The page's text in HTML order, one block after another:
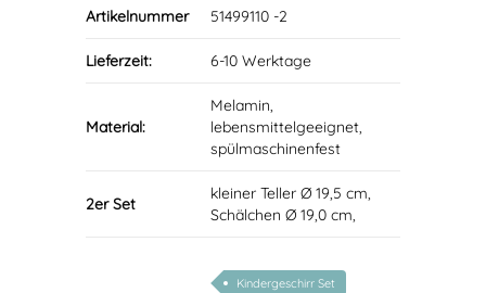
Artikelnummer 51499110 -2
Lieferzeit: 6-10 Werktage
Material:
Melamin,
lebensmittelgeeignet,
spülmaschinenfest
2er Set
kleiner Teller Ø 19,5 cm,
Schälchen Ø 19,0 cm,
Kindergeschirr Set